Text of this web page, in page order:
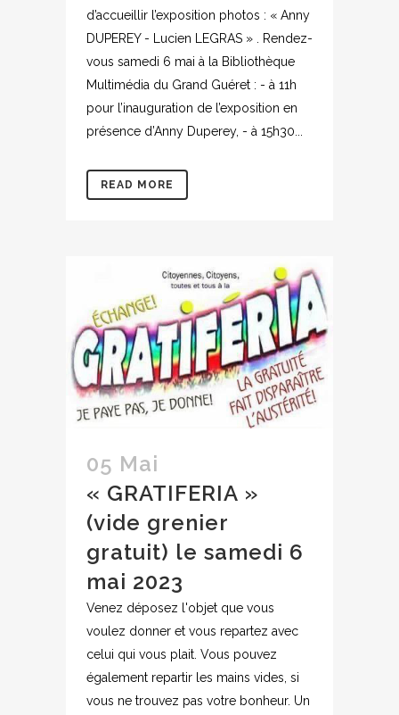
d’accueillir l’exposition photos : « Anny
DUPEREY - Lucien LEGRAS » . Rendez-
vous samedi 6 mai à la Bibliothèque
Multimédia du Grand Guéret : - à 11h
pour l’inauguration de l’exposition en
présence d’Anny Duperey, - à 15h30...
READ MORE
05 Mai
« GRATIFERIA »
(vide grenier
gratuit) le samedi 6
mai 2023
Venez déposez l'objet que vous
voulez donner et vous repartez avec
celui qui vous plait. Vous pouvez
également repartir les mains vides, si
vous ne trouvez pas votre bonheur. Un